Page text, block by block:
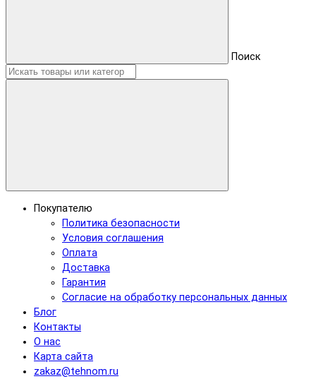
Поиск
Покупателю
Политика безопасности
Условия соглашения
Оплата
Доставка
Гарантия
Согласие на обработку персональных данных
Блог
Контакты
О нас
Карта сайта
zakaz@tehnom.ru